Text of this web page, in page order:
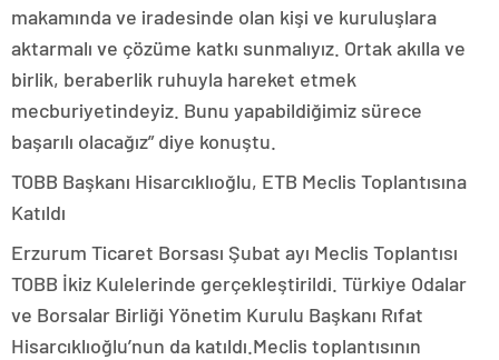
makamında ve iradesinde olan kişi ve kuruluşlara
aktarmalı ve çözüme katkı sunmalıyız. Ortak akılla ve
birlik, beraberlik ruhuyla hareket etmek
mecburiyetindeyiz. Bunu yapabildiğimiz sürece
başarılı olacağız” diye konuştu.
TOBB Başkanı Hisarcıklıoğlu, ETB Meclis Toplantısına
Katıldı
Erzurum Ticaret Borsası Şubat ayı Meclis Toplantısı
TOBB İkiz Kulelerinde gerçekleştirildi. Türkiye Odalar
ve Borsalar Birliği Yönetim Kurulu Başkanı Rıfat
Hisarcıklıoğlu’nun da katıldı.Meclis toplantısının